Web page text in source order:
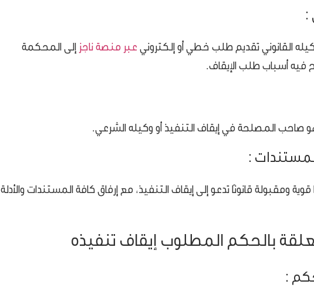
القانوني تقديم طلب خطي أو إلكتروني عبر منصة ناجز إلى المحكمة
فيه أسباب طلب الإيقاف.
المصلحة في إيقاف التنفيذ أو وكيله الشرعي.
ومقبولة قانونًا تدعو إلى إيقاف التنفيذ، مع إرفاق كافة المستندات والأدلة
بالحكم المطلوب إيقاف تنفيذه